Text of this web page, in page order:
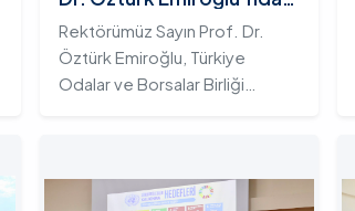
TOBB Başkanı Sayın M.
Rifat Hisarcıklıoğlu’na
Ziyaret
Rektörümüz Sayın Prof. Dr.
Öztürk Emiroğlu, Türkiye
Odalar ve Borsalar Birliği
Rektörümüze, eşi Sayın Dr.